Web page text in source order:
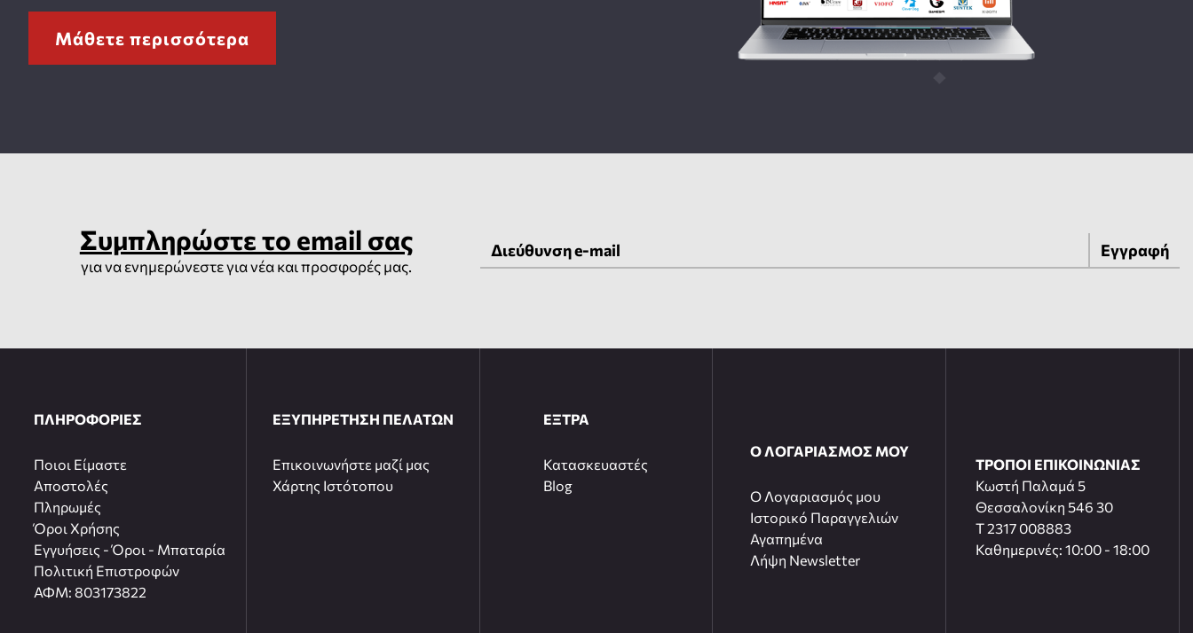
Μάθετε περισσότερα
Συμπληρώστε το email σας
για να ενημερώνεστε για νέα και προσφορές μας.
Εγγραφή
ΠΛΗΡΟΦΟΡΙΕΣ
Ποιοι Είμαστε
Αποστολές
Πληρωμές
Όροι Χρήσης
Εγγυήσεις - Όροι - Μπαταρία
Πολιτική Επιστροφών
ΑΦΜ: 803173822
ΕΞΥΠΗΡΕΤΗΣΗ ΠΕΛΑΤΩΝ
Επικοινωνήστε μαζί μας
Χάρτης Ιστότοπου
ΕΞΤΡΑ
Κατασκευαστές
Blog
Ο ΛΟΓΑΡΙΑΣΜΟΣ ΜΟΥ
O Λογαριασμός μου
Ιστορικό Παραγγελιών
Αγαπημένα
Λήψη Newsletter
ΤΡΟΠΟΙ ΕΠΙΚΟΙΝΩΝΙΑΣ
Κωστή Παλαμά 5
Θεσσαλονίκη 546 30
T 2317 008883
Καθημερινές: 10:00 - 18:00